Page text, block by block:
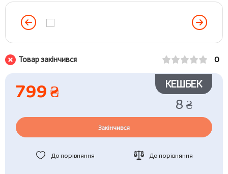
Товар закінчився 0
799 ₴ КЕШБЕК
8 ₴
Закінчився
До порівняння До порівняння